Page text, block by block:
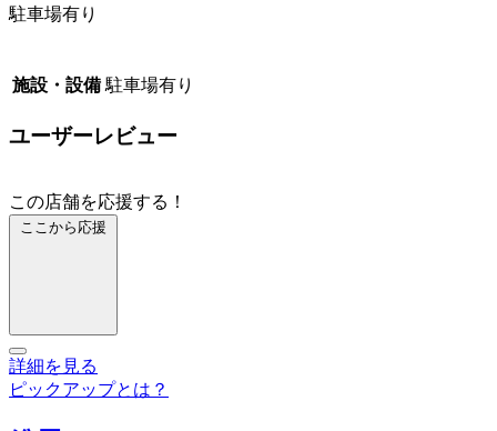
駐車場有り
施設・設備 駐車場有り
ユーザーレビュー
この店舗を応援する！
ここから応援
詳細を見る
ピックアップとは？